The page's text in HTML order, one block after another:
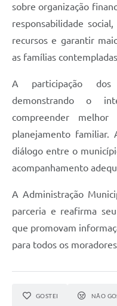
sobre organização
responsabilidade
recursos e garantir
as famílias
A participação dos
demonstrando o
compreender
planejamento familiar.
diálogo entre o
acompanhamento
A Administração
parceria e reafirma
que promovam
para todos os
GOSTEI NÃO